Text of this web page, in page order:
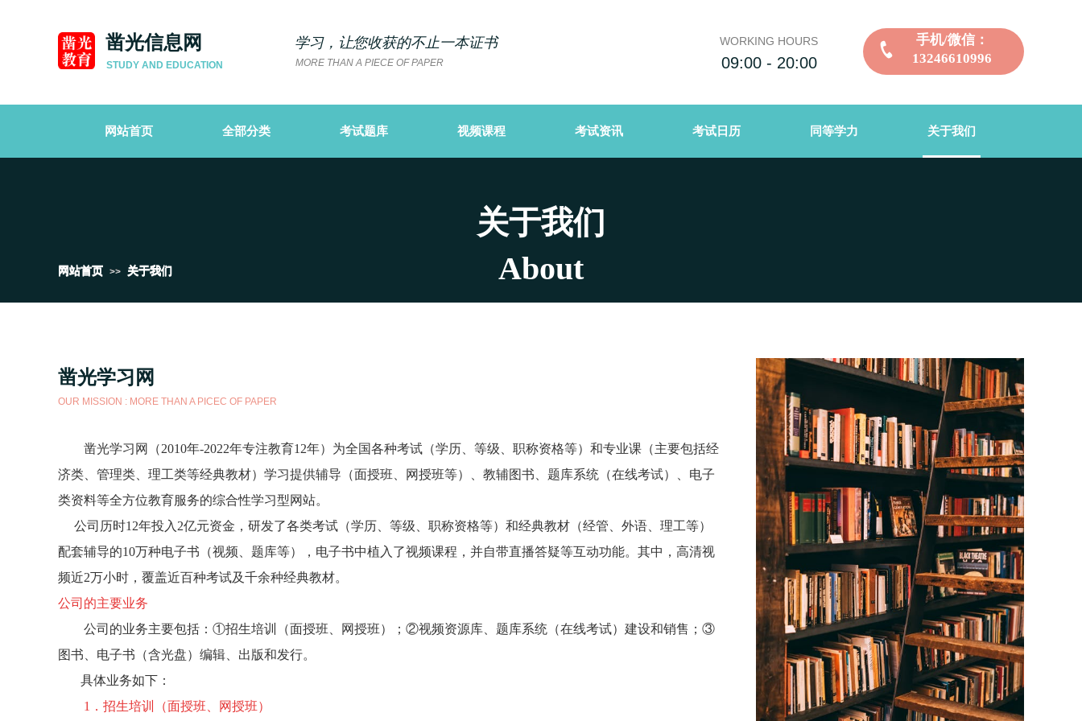
手机/微信：
13246610996
凿光信息网
STUDY AND EDUCATION
学习，让您收获的不止一本证书
MORE THAN A PIECE OF PAPER
WORKING HOURS
09:00 - 20:00
网站首页 全部分类 考试题库 视频课程 考试资讯 考试日历 同等学力 关于我们
网站首页 >> 关于我们
关于我们
About
网站首页 >> 关于我们
OUR MISSION : MORE THAN A PICEC OF PAPER
凿光学习网
凿光学习网 （2010年-2022年专注教育12年）为全国各种考试（学历、等级、职称资格等）和专业课（主要包括经
济类、管理类、理工类等经典教材）学习提供辅导（面授班、网授班等）、教辅图书、题库系统（在线考试）、电子
类资料等全方位教育服务的综合性学习型网站。
公司历时12年投入2亿元资金，研发了各类考试（学历、等级、职称资格等）和经典教材（经管、外语、理工等）
配套辅导的10万种电子书（视频、题库等），电子书中植入了视频课程，并自带直播答疑等互动功能。其中，高清视
频近2万小时，覆盖近百种考试及千余种经典教材。
公司的主要业务
公司的业务主要包括：①招生培训（面授班、网授班）；②视频资源库、题库系统（在线考试）建设和销售；③
图书、电子书（含光盘）编辑、出版和发行。
具体业务如下：
1．招生培训（面授班、网授班）